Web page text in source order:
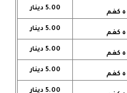
5.00 دينار
5.00 دينار
5.00 دينار
5.00 دينار
5.00 دينار